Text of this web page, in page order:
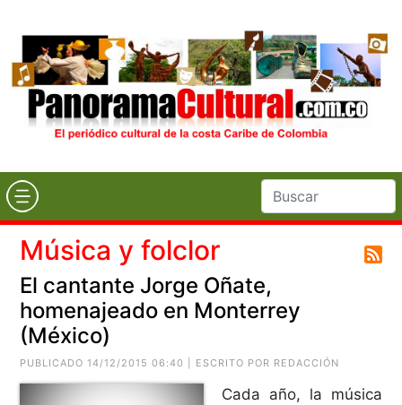
Música y folclor
El cantante Jorge Oñate,
homenajeado en Monterrey
(México)
PUBLICADO 14/12/2015 06:40 | ESCRITO POR REDACCIÓN
Cada año, la música